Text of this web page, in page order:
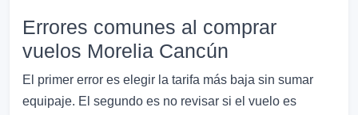
Errores comunes al comprar
vuelos Morelia Cancún
El primer error es elegir la tarifa más baja sin sumar
equipaje. El segundo es no revisar si el vuelo es